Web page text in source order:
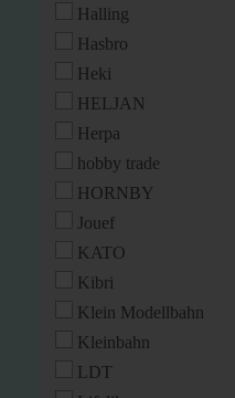
Halling
Hasbro
Heki
HELJAN
Herpa
hobby trade
HORNBY
Jouef
KATO
Kibri
Klein Modellbahn
Kleinbahn
LDT